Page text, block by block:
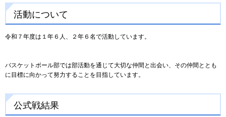
活動について
令和７年度は１年６人、２年６名で活動しています。
バスケットボール部では部活動を通じて大切な仲間と出会い、その仲間ととも
に目標に向かって努力することを目指しています。
公式戦結果